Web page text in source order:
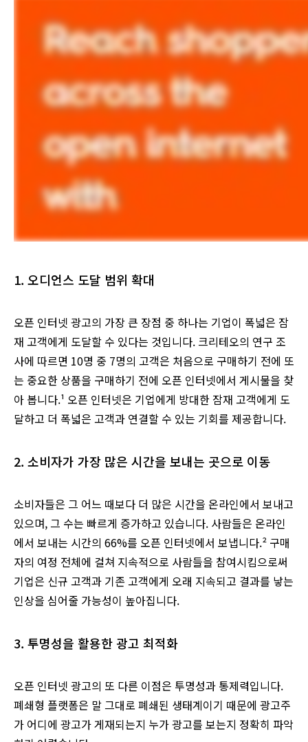
1. 오디언스 도달 범위 확대
오픈 인터넷 광고의 가장 큰 장점 중 하나는 기업이 폭넓은 잠
재 고객에게 도달할 수 있다는 것입니다. 크리테오의 연구 조
사에 따르면 10명 중 7명의 고객은 처음으로 구매하기 전에 또
는 중요한 상품을 구매하기 전에 오픈 인터넷에서 게시물을 찾
아 봅니다.¹ 오픈 인터넷은 기업에게 방대한 잠재 고객에게 도
달하고 더 폭넓은 고객과 연결할 수 있는 기회를 제공합니다.
2. 소비자가 가장 많은 시간을 보내는 곳으로 이동
소비자들은 그 어느 때보다 더 많은 시간을 온라인에서 보내고
있으며, 그 수는 빠르게 증가하고 있습니다. 사람들은 온라인
에서 보내는 시간의 66%를 오픈 인터넷에서 보냅니다.² 구매
자의 여정 전체에 걸쳐 지속적으로 사람들을 참여시킴으로써
기업은 신규 고객과 기존 고객에게 오래 지속되고 결과를 낳는
인상을 심어줄 가능성이 높아집니다.
3. 투명성을 활용한 광고 최적화
오픈 인터넷 광고의 또 다른 이점은 투명성과 통제력입니다.
폐쇄형 플랫폼은 말 그대로 폐쇄된 생태계이기 때문에 광고주
가 어디에 광고가 게재되는지 누가 광고를 보는지 정확히 파악